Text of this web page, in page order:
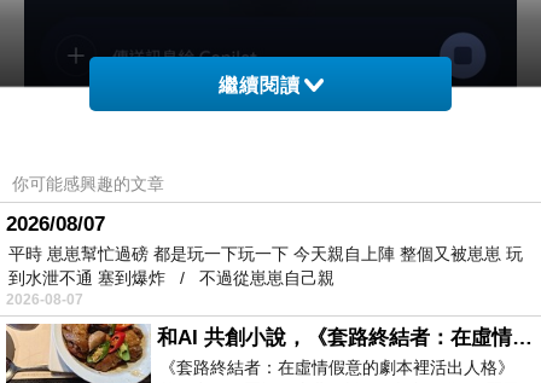
繼續閱讀
你可能感興趣的文章
2026/08/07
平時 崽崽幫忙過磅 都是玩一下玩一下 今天親自上陣 整個又被崽崽 玩
到水泄不通 塞到爆炸 / 不過從崽崽自己親
2026-08-07
和AI 共創小說，《套路終結者：在虛情假意的劇本裡活出人格》
《套路終結者：在虛情假意的劇本裡活出人格》